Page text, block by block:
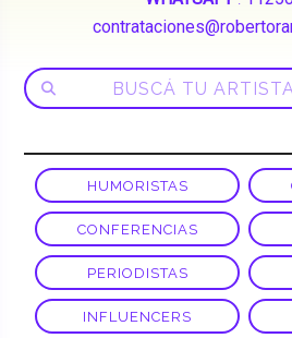
HUMORISTAS
CONFERENCIAS
PERIODISTAS
INFLUENCERS